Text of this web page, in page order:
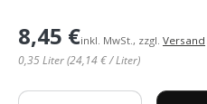
8,45 €
0,35 Liter (24,14 € / Liter)
inkl. MwSt., zzgl. Versand
Anzahl